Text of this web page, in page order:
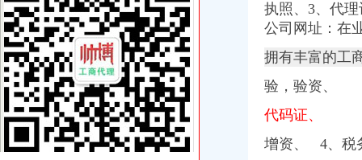
【58同城】代办营业执照代办营业执照
沙坪坝公司注册登记流程大学城代理注册公司重庆公司注册今题网
松江大学城办理营业执照注册公司外贸进出口权代理周红-上海58同城
**公司,开公司办营业执照流程,开工厂费用-广州58同城
【求代办个体户营业执照等一条龙服务_联系方式_联系人电话_地址_
【深圳代办执照深圳个体户南山大学城公司注册服务先办理后付款】
松江大学城找兼职财务代办各类型公司执照工商变更注销-上海58同城
松江注册公司代办营业执照及一般纳税人审批-久久信息网
武进大学城周边财务代理公司注册提供地址快速出执照-常州58同城
执照、3、代
公司网址：在
拥有丰富的工
验，验资、
代码证、
增资、 4、税